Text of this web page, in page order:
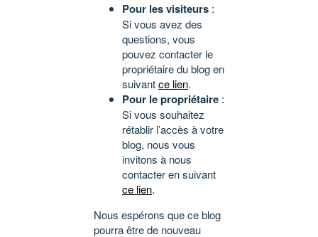
Pour les visiteurs :
Si vous avez des
questions, vous
pouvez contacter le
propriétaire du blog en
suivantce lien.
Pour le propriétaire :
Si vous souhaitez
rétablir l’accès à votre
blog, nous vous
invitons à nous
contacter en suivant
ce lien.
Nous espérons que ce blog
pourra être de nouveau